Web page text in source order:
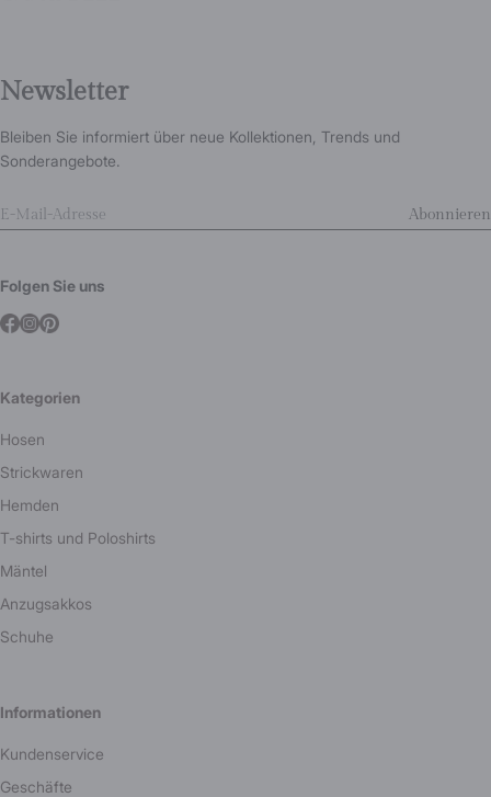
Newsletter
Bleiben Sie informiert über neue Kollektionen, Trends und
Sonderangebote.
Abonnieren
Folgen Sie uns
Kategorien
Hosen
Strickwaren
Hemden
T-shirts und Poloshirts
Mäntel
Anzugsakkos
Schuhe
Informationen
Kundenservice
Geschäfte